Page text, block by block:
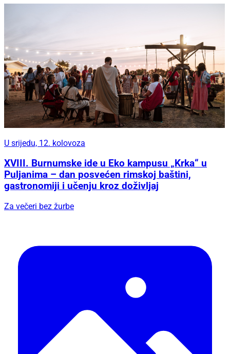
U srijedu, 12. kolovoza
XVIII. Burnumske ide u Eko kampusu „Krka“ u
Puljanima – dan posvećen rimskoj baštini,
gastronomiji i učenju kroz doživljaj
Za večeri bez žurbe